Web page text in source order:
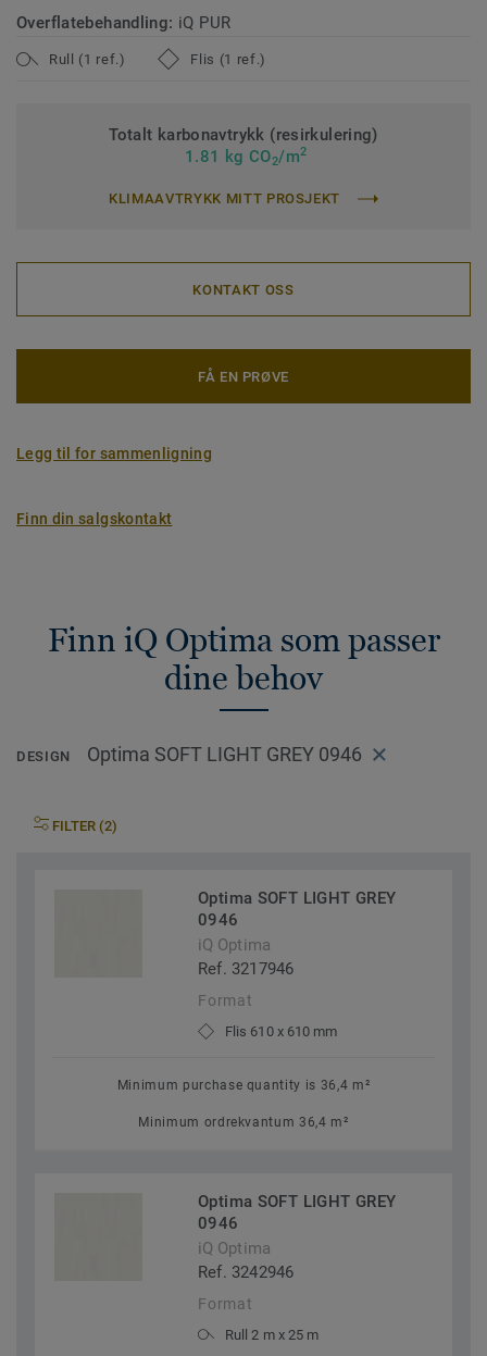
Overflatebehandling: iQ PUR
Rull (1 ref.) Flis (1 ref.)
Totalt karbonavtrykk (resirkulering)
1.81 kg CO2/m2
KLIMAAVTRYKK MITT PROSJEKT
KONTAKT OSS
FÅ EN PRØVE
Legg til for sammenligning
Finn din salgskontakt
Finn iQ Optima som passer
dine behov
DESIGN Optima SOFT LIGHT GREY 0946
FILTER (2)
Optima SOFT LIGHT GREY
0946
iQ Optima
Ref. 3217946
Format
Flis 610 x 610 mm
Minimum purchase quantity is 36,4 m²
Minimum ordrekvantum 36,4 m²
Optima SOFT LIGHT GREY
0946
iQ Optima
Ref. 3242946
Format
Rull 2 m x 25 m